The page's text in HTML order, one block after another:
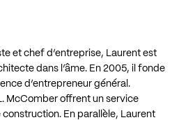
et chef d’entreprise, Laurent est
dans l’âme. En 2005, il fonde
d’entrepreneur général.
McComber offrent un service
En parallèle, Laurent